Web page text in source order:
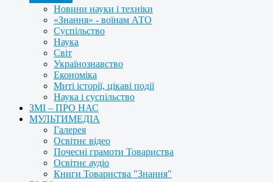
Новини науки і техніки
«Знання» - воїнам АТО
Суспільство
Наука
Світ
Українознавство
Економіка
Миті історії, цікаві події
Наука і суспільство
ЗМІ – ПРО НАС
МУЛЬТИМЕДІА
Галерея
Освітнє відео
Почесні грамоти Товариства
Освітнє аудіо
Книги Товариства "Знання"